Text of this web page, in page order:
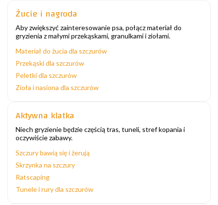
Żucie i nagroda
Aby zwiększyć zainteresowanie psa, połącz materiał do
gryzienia z małymi przekąskami, granulkami i ziołami.
Materiał do żucia dla szczurów
Przekąski dla szczurów
Peletki dla szczurów
Zioła i nasiona dla szczurów
Aktywna klatka
Niech gryzienie będzie częścią tras, tuneli, stref kopania i
oczywiście zabawy.
Szczury bawią się i żerują
Skrzynka na szczury
Ratscaping
Tunele i rury dla szczurów